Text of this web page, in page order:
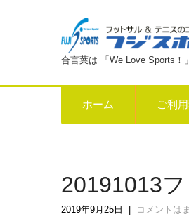
合言葉は 「We Love Sports！」
ホーム ご利
20191013
2019年9月25日 コメントは